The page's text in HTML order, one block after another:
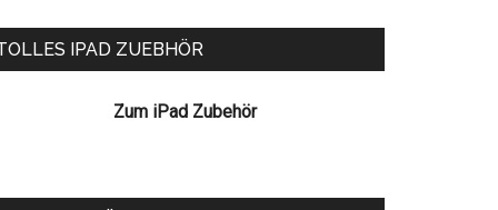
IPAD ZUEBHÖR
Zum iPad Zubehör